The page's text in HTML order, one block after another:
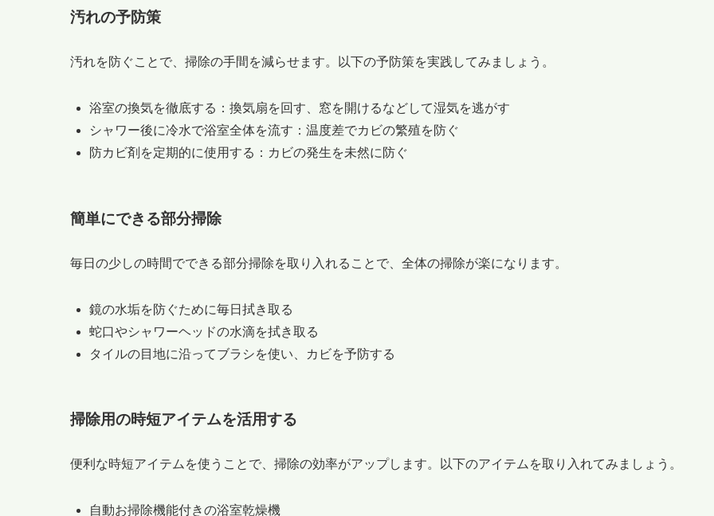
汚れの予防策
汚れを防ぐことで、掃除の手間を減らせます。以下の予防策を実践してみましょう。
浴室の換気を徹底する：換気扇を回す、窓を開けるなどして湿気を逃がす
シャワー後に冷水で浴室全体を流す：温度差でカビの繁殖を防ぐ
防カビ剤を定期的に使用する：カビの発生を未然に防ぐ
簡単にできる部分掃除
毎日の少しの時間でできる部分掃除を取り入れることで、全体の掃除が楽になります。
鏡の水垢を防ぐために毎日拭き取る
蛇口やシャワーヘッドの水滴を拭き取る
タイルの目地に沿ってブラシを使い、カビを予防する
掃除用の時短アイテムを活用する
便利な時短アイテムを使うことで、掃除の効率がアップします。以下のアイテムを取り入れてみましょう。
自動お掃除機能付きの浴室乾燥機